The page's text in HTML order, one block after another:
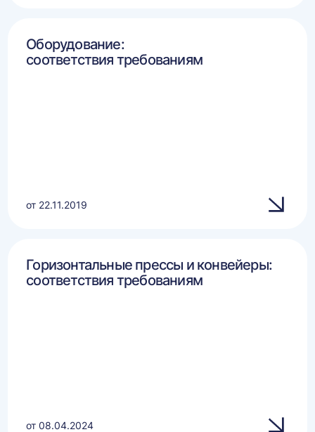
Оборудование:
соответствия требованиям
от 22.11.2019
Горизонтальные прессы и конвейеры:
соответствия требованиям
от 08.04.2024